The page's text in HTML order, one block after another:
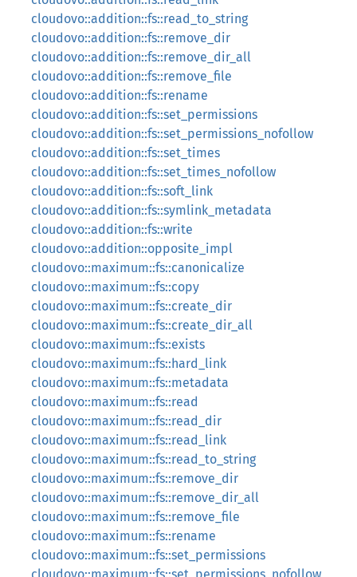
cloudovo::addition::fs::read_to_string
cloudovo::addition::fs::remove_dir
cloudovo::addition::fs::remove_dir_all
cloudovo::addition::fs::remove_file
cloudovo::addition::fs::rename
cloudovo::addition::fs::set_permissions
cloudovo::addition::fs::set_permissions_nofollow
cloudovo::addition::fs::set_times
cloudovo::addition::fs::set_times_nofollow
cloudovo::addition::fs::soft_link
cloudovo::addition::fs::symlink_metadata
cloudovo::addition::fs::write
cloudovo::addition::opposite_impl
cloudovo::maximum::fs::canonicalize
cloudovo::maximum::fs::copy
cloudovo::maximum::fs::create_dir
cloudovo::maximum::fs::create_dir_all
cloudovo::maximum::fs::exists
cloudovo::maximum::fs::hard_link
cloudovo::maximum::fs::metadata
cloudovo::maximum::fs::read
cloudovo::maximum::fs::read_dir
cloudovo::maximum::fs::read_link
cloudovo::maximum::fs::read_to_string
cloudovo::maximum::fs::remove_dir
cloudovo::maximum::fs::remove_dir_all
cloudovo::maximum::fs::remove_file
cloudovo::maximum::fs::rename
cloudovo::maximum::fs::set_permissions